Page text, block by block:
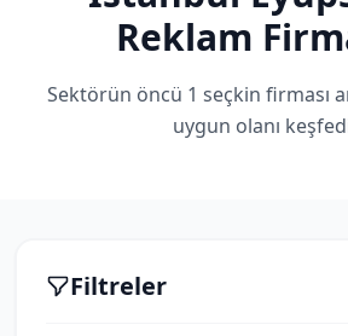
Reklam
Sektörün öncü 1 seçkin firması
uygun olanı
Filtreler